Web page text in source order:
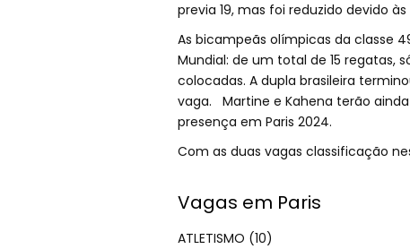
previa 19, mas foi reduzido devido
As bicampeãs olímpicas da classe
Mundial: de um total de 15 regatas,
colocadas. A dupla brasileira
vaga. Martine e Kahena terão
presença em Paris 2024.
Com as duas vagas classificação
Vagas em Paris
ATLETISMO (10)